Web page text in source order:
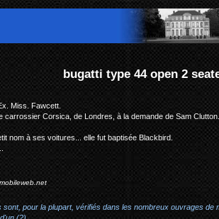
2 seater corsica blackbird #44415 &
Miss. Fawcett.
Corsica, de Londres, à la demande de Sam Clutton.
nom à ses voitures... elle fut baptisée Blackbird.
pour la plupart, vérifiés dans les nombreux ouvrages de
(?)